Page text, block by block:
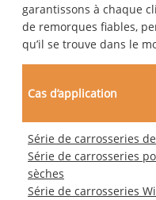
garantissons à chaque
de remorques fiables,
qu’il se trouve dans le
Cas d’application
Série de carrosseries
Série de carrosseries
sèches
Série de carrosseries